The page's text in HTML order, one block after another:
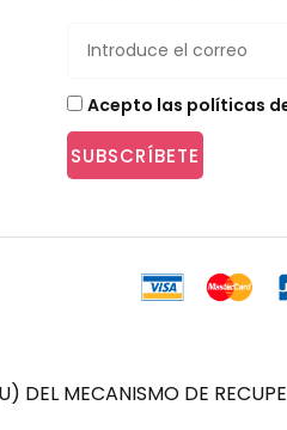
Acepto las políticas
SUBSCRÍBETE
DEL MECANISMO DE